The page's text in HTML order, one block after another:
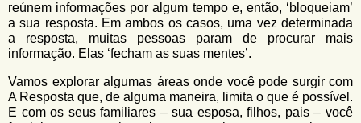
reúnem informações por algum tempo e, então, ‘bloqueiam’
a sua resposta. Em ambos os casos, uma vez determinada
a resposta, muitas pessoas param de procurar mais
informação. Elas ‘fecham as suas mentes’.
Vamos explorar algumas áreas onde você pode surgir com
A Resposta que, de alguma maneira, limita o que é possível.
E com os seus familiares – sua esposa, filhos, pais – você